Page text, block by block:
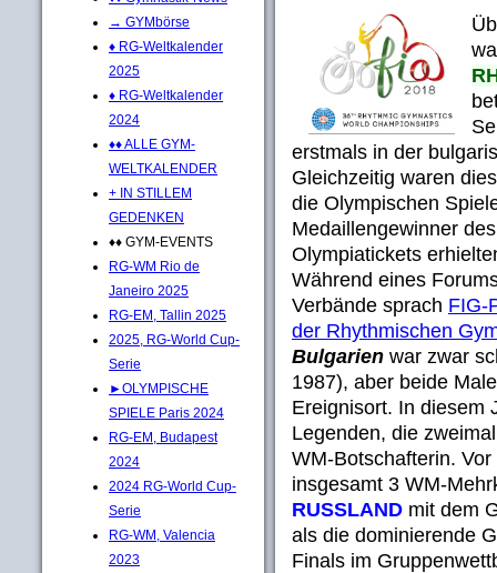
→ GYMbörse
♦ RG-Weltkalender
2025
♦ RG-Weltkalender
2024
♦♦ ALLE GYM-
WELTKALENDER
+ IN STILLEM
GEDENKEN
♦♦ GYM-EVENTS
RG-WM Rio de
Janeiro 2025
RG-EM, Tallin 2025
2025, RG-World Cup-
Serie
►OLYMPISCHE
SPIELE Paris 2024
RG-EM, Budapest
2024
2024 RG-World Cup-
Serie
RG-WM, Valencia
2023
erstmals in der
Gleichzeitig waren
die Olympischen
Medaillengewinner
Olympiatickets
Während eines
Verbände sprach FIG-
der Rhythmischen
Bulgarien war zwar
1987), aber beide
Ereignisort. In diesem
Legenden, die
WM-Botschafterin.
insgesamt 3 WM-
RUSSLAND mit dem
als die dominierende
Finals im